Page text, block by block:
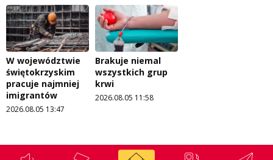
W województwie
świętokrzyskim
pracuje najmniej
imigrantów
2026.08.05 13:47
Brakuje niemal
wszystkich grup
krwi
2026.08.05 11:58